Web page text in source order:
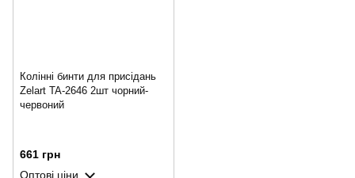
Колінні бинти для присідань
Zelart TA-2646 2шт чорний-
червоний
661 грн
Оптові ціни